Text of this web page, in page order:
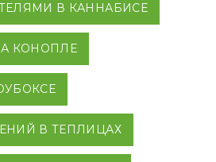
В КАННАБИСЕ
КОНОПЛЕ
В ТЕПЛИЦАХ